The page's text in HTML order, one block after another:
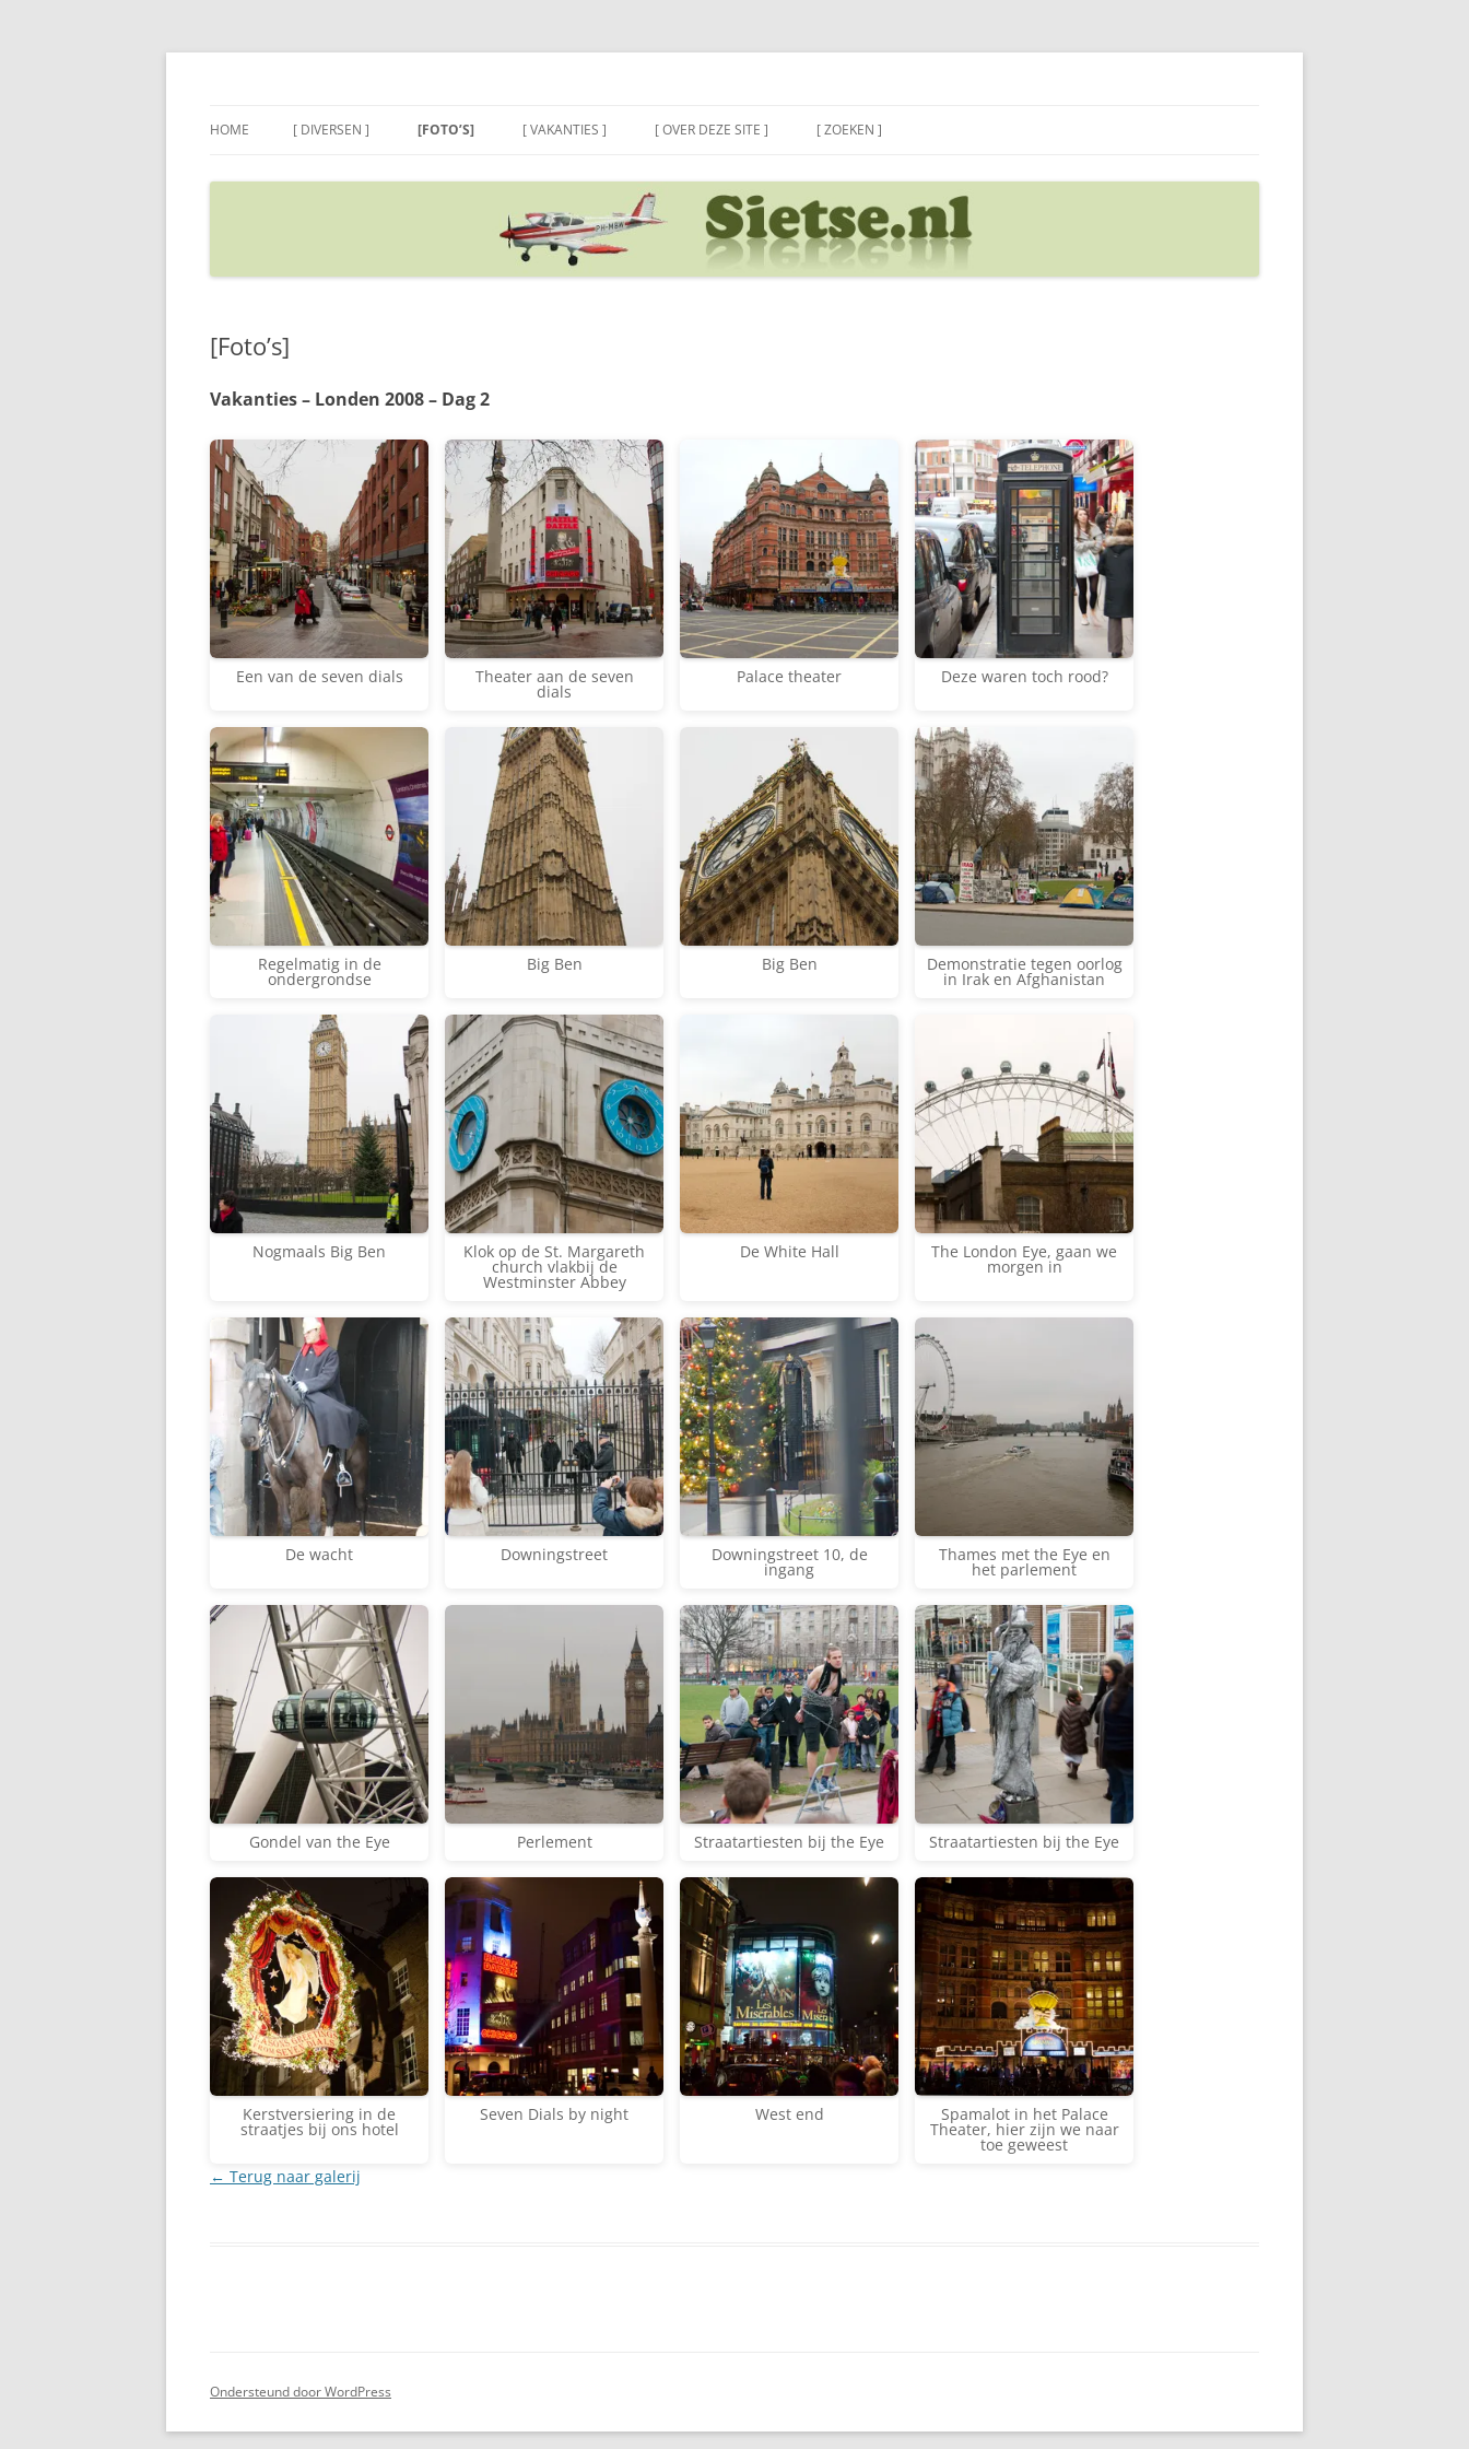
Ga
HOME [ DIVERSEN ] [FOTO’S] [ VAKANTIES ] [ OVER DEZE SITE ] [ ZOEKEN ]
[Foto’s]
Vakanties – Londen 2008 – Dag 2
Een van de seven dials Theater aan de seven
dials
Palace theater Deze waren toch rood?
Regelmatig in de
ondergrondse
Big Ben Big Ben Demonstratie tegen oorlog
in Irak en Afghanistan
Nogmaals Big Ben Klok op de St. Margareth
church vlakbij de
Westminster Abbey
De White Hall The London Eye, gaan we
morgen in
De wacht Downingstreet Downingstreet 10, de
ingang
Thames met the Eye en
het parlement
Gondel van the Eye Perlement Straatartiesten bij the Eye Straatartiesten bij the Eye
Kerstversiering in de
straatjes bij ons hotel
Seven Dials by night West end Spamalot in het Palace
Theater, hier zijn we naar
toe geweest
← Terug naar galerij
Ondersteund door WordPress